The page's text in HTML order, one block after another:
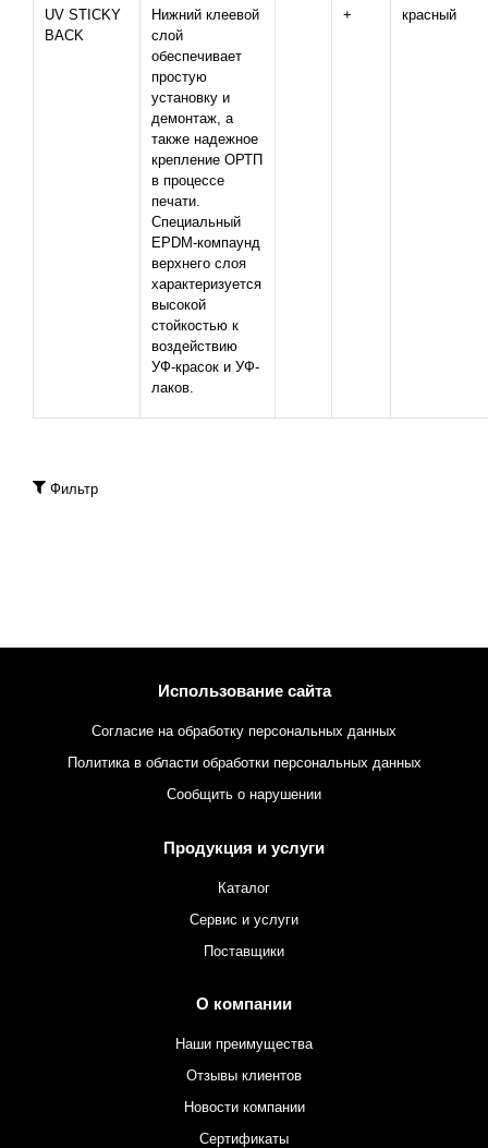
UV STICKY
BACK
Нижний клеевой
слой
обеспечивает
простую
установку и
демонтаж, а
также надежное
крепление ОРТП
в процессе
печати.
Специальный
EPDM-компаунд
верхнего слоя
характеризуется
высокой
стойкостью к
воздействию
УФ-красок и УФ-
лаков.
+ красный
Фильтр
Использование сайта
Согласие на обработку персональных данных
Политика в области обработки персональных данных
Сообщить о нарушении
Продукция и услуги
Каталог
Сервис и услуги
Поставщики
О компании
Наши преимущества
Отзывы клиентов
Новости компании
Сертификаты